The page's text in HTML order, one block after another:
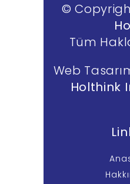
©
Tüm
Web
Holthink